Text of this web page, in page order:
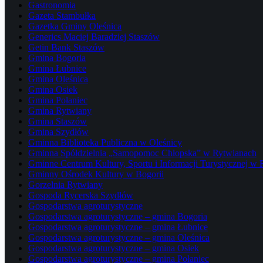
Gastronomia
Gazeta Stambułka
Gazetka Gminy Oleśnica
Generics Maciej Baradziej Staszów
Getin Bank Staszów
Gmina Bogoria
Gmina Łubnice
Gmina Oleśnica
Gmina Osiek
Gmina Połaniec
Gmina Rytwiany
Gmina Staszów
Gmina Szydłów
Gminna Biblioteka Publiczna w Oleśnicy
Gminna Spółdzielnia „Samopomoc Chłopska” w Rytwianach
Gminne Centrum Kultury, Sportu i Informacji Turystycznej w
Gminny Ośrodek Kultury w Bogorii
Gorzelnia Rytwiany
Gospoda Rycerska Szydłów
Gospodarstwa agroturystyczne
Gospodarstwa agroturystyczne – gmina Bogoria
Gospodarstwa agroturystyczne – gmina Łubnice
Gospodarstwa agroturystyczne – gmina Oleśnica
Gospodarstwa agroturystyczne – gmina Osiek
Gospodarstwa agroturystyczne – gmina Połaniec